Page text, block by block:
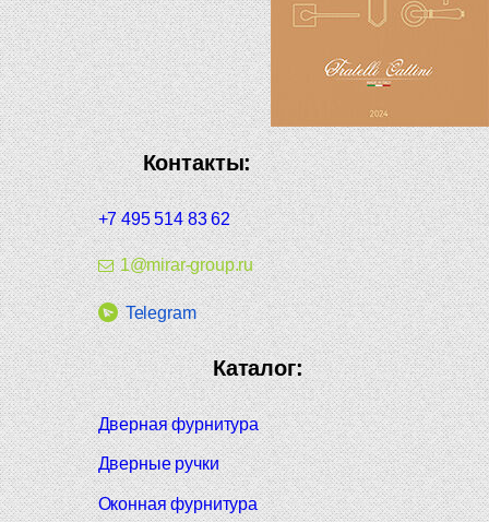
Контакты:
+7 495 514 83 62
1@mirar-group.ru
Telegram
Каталог:
Дверная фурнитура
Дверные ручки
Оконная фурнитура